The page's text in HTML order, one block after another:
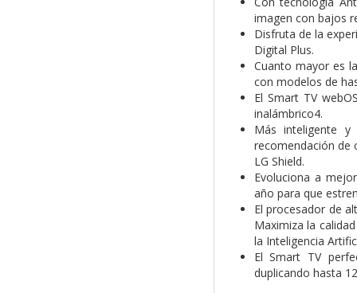
imagen con bajos
Disfruta de la
Digital Plus.
Cuanto mayor es
con modelos de
El Smart TV
inalámbrico4.
Más inteligente
recomendación de
LG Shield.
Evoluciona a
año para que
El procesador de
Maximiza la
la Inteligencia
El Smart TV
duplicando hasta